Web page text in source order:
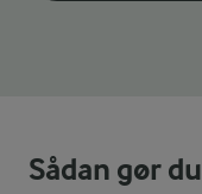
Sådan gør du